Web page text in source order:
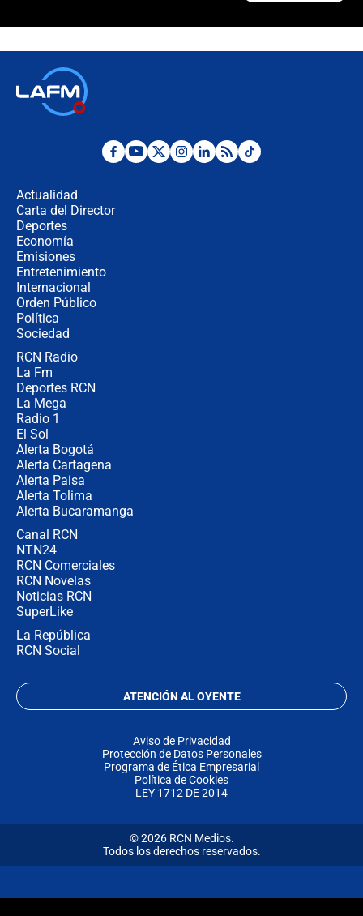
Las seis de las 6 con Juan Lozano |
Actualidad
Carta del Director
Deportes
Economía
Emisiones
Entretenimiento
Internacional
Orden Público
Política
Sociedad
RCN Radio
La Fm
Deportes RCN
La Mega
Radio 1
El Sol
Alerta Bogotá
Alerta Cartagena
Alerta Paisa
Alerta Tolima
Alerta Bucaramanga
Canal RCN
NTN24
RCN Comerciales
RCN Novelas
Noticias RCN
SuperLike
La República
RCN Social
ATENCIÓN AL OYENTE
Aviso de Privacidad
Protección de Datos Personales
Programa de Ética Empresarial
Política de Cookies
LEY 1712 DE 2014
© 2026 RCN Medios.
Todos los derechos reservados.